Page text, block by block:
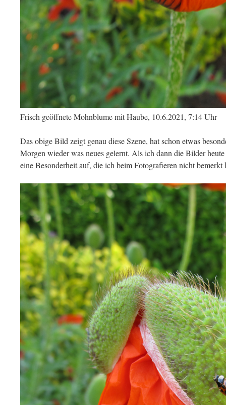
Frisch geöffnete Mohnblume mit Haube, 10.6.2021, 7:14 Uhr
Das obige Bild zeigt genau diese Szene, hat schon etwas
Morgen wieder was neues gelernt. Als ich dann die Bilder
eine Besonderheit auf, die ich beim Fotografieren nicht bemerkt